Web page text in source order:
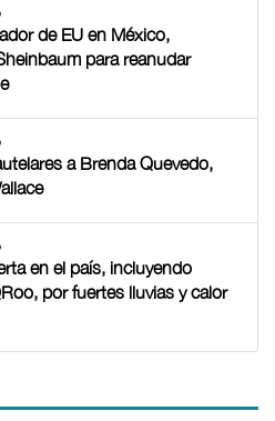
de EU en México,
para reanudar
a Brenda Quevedo,
en el país, incluyendo
por fuertes lluvias y calor